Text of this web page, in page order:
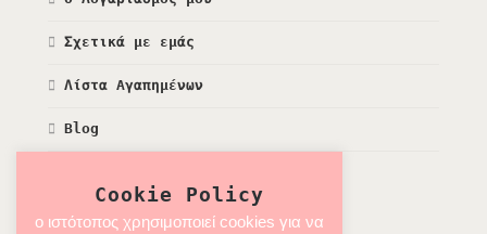
Σχετικά με εμάς
Λίστα Αγαπημένων
Blog
Cookie Policy
ο ιστότοπος χρησιμοποιεί cookies για να